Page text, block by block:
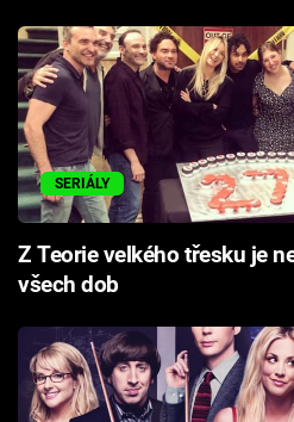
SERIÁLY
Z Teorie velkého třesku je
všech dob